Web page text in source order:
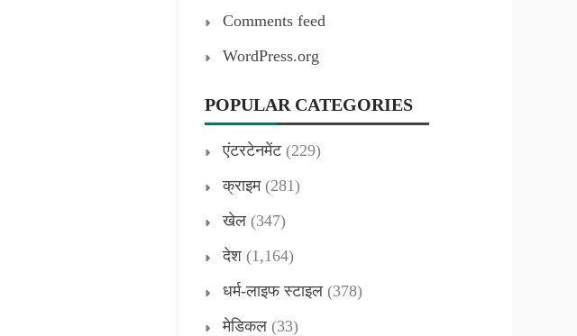
Comments feed
WordPress.org
POPULAR CATEGORIES
एंटरटेनमेंट(229)
क्राइम(281)
खेल (347)
देश (1,164)
धर्म-लाइफ स्टाइल (378)
मेडिकल (33)